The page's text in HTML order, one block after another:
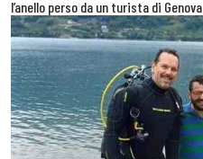
l’anello perso da un turista di Genova